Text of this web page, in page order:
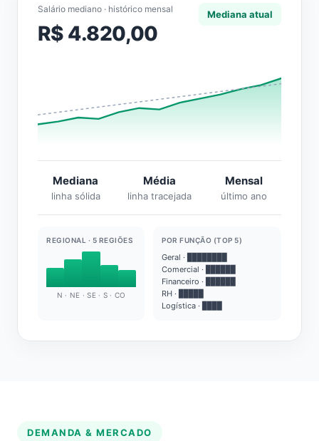
Salário mediano · histórico mensal
R$ 4.820,00
Mediana atual
Mediana
linha sólida
Média
linha tracejada
Mensal
último ano
REGIONAL · 5 REGIÕES
N · NE · SE · S · CO
POR FUNÇÃO (TOP 5)
Geral · ████████
Comercial · ██████
Financeiro · ██████
RH · █████
Logística · ████
DEMANDA & MERCADO